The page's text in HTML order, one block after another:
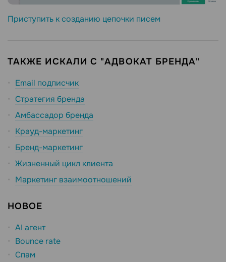
Приступить к созданию цепочки писем
ТАКЖЕ ИСКАЛИ С "АДВОКАТ БРЕНДА"
Email подписчик
Стратегия бренда
Амбассадор бренда
Крауд-маркетинг
Бренд-маркетинг
Жизненный цикл клиента
Маркетинг взаимоотношений
НОВОЕ
AI агент
Bounce rate
Спам